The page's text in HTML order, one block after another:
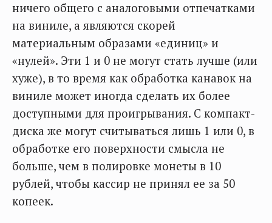
ничего общего с аналоговыми отпечатками
на виниле, а являются скорей
материальным образами «единиц» и
«нулей». Эти 1 и 0 не могут стать лучше (или
хуже), в то время как обработка канавок на
виниле может иногда сделать их более
доступными для проигрывания. С компакт-
диска же могут считываться лишь 1 или 0, в
обработке его поверхности смысла не
больше, чем в полировке монеты в 10
рублей, чтобы кассир не принял ее за 50
копеек.